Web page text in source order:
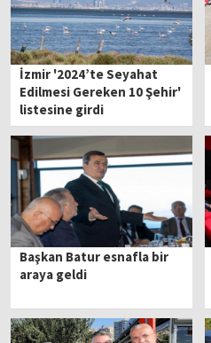
İzmir '2024’te Seyahat
Edilmesi Gereken 10 Şehir'
listesine girdi
Başkan Batur esnafla bir
araya geldi